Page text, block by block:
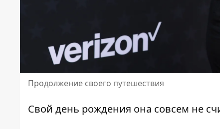
Продолжение своего путешествия
Свой день рождения она совсем не